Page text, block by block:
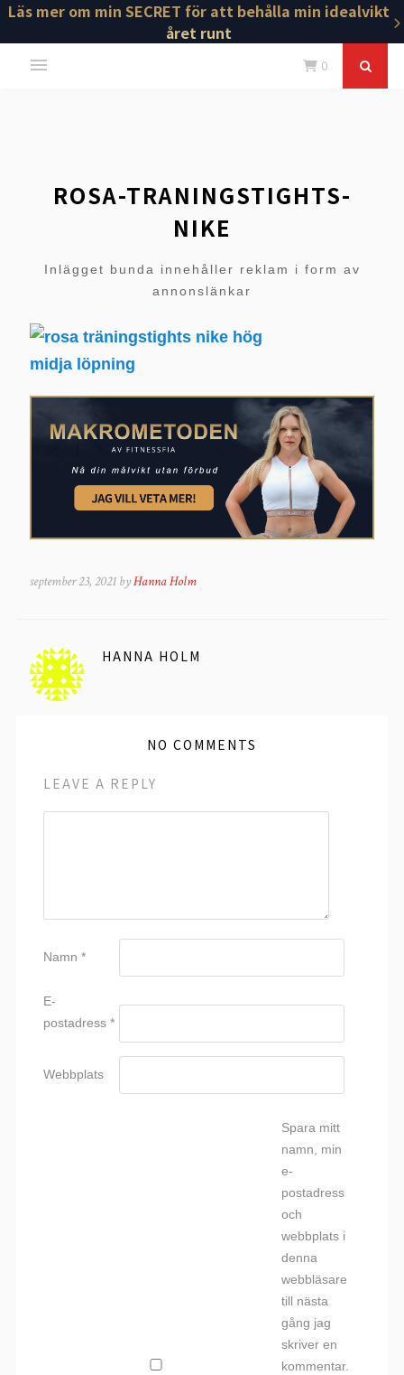
Läs mer om min SECRET för att behålla min idealvikt
året runt
0
ROSA-TRANINGSTIGHTS-
NIKE
Inlägget bunda innehåller reklam i form av
annonslänkar
september 23, 2021 byHanna Holm
HANNA HOLM
NO COMMENTS
LEAVE A REPLY
Namn *
E-
postadress *
Webbplats
Spara mitt
namn, min
e-
postadress
och
webbplats i
denna
webbläsare
till nästa
gång jag
skriver en
kommentar.